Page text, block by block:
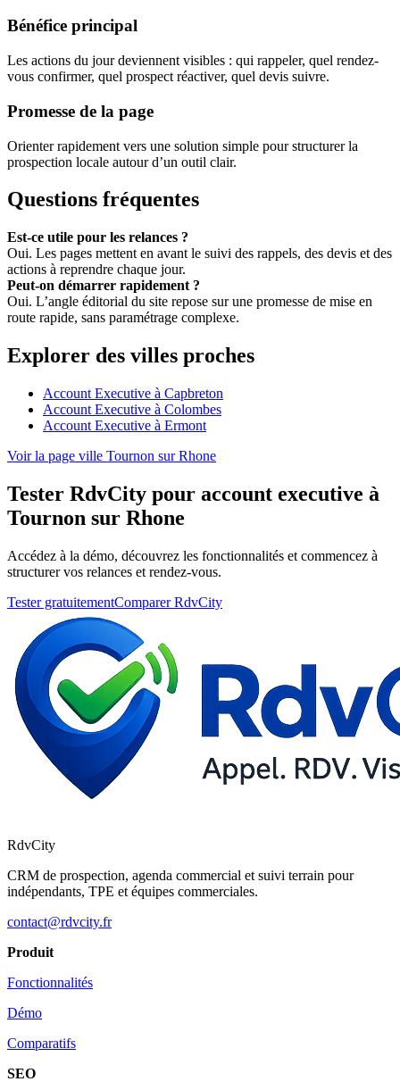
Bénéfice principal
Les actions du jour deviennent visibles : qui rappeler, quel rendez-
vous confirmer, quel prospect réactiver, quel devis suivre.
Promesse de la page
Orienter rapidement vers une solution simple pour structurer la
prospection locale autour d’un outil clair.
Questions fréquentes
Est-ce utile pour les relances ?
Oui. Les pages mettent en avant le suivi des rappels, des devis et des
actions à reprendre chaque jour.
Peut-on démarrer rapidement ?
Oui. L’angle éditorial du site repose sur une promesse de mise en
route rapide, sans paramétrage complexe.
Explorer des villes proches
Account Executive à Capbreton
Account Executive à Colombes
Account Executive à Ermont
Voir la page ville Tournon sur Rhone
Tester RdvCity pour account executive à
Tournon sur Rhone
Accédez à la démo, découvrez les fonctionnalités et commencez à
structurer vos relances et rendez-vous.
Tester gratuitementComparer RdvCity
RdvCity
CRM de prospection, agenda commercial et suivi terrain pour
indépendants, TPE et équipes commerciales.
contact@rdvcity.fr
Produit
Fonctionnalités
Démo
Comparatifs
SEO